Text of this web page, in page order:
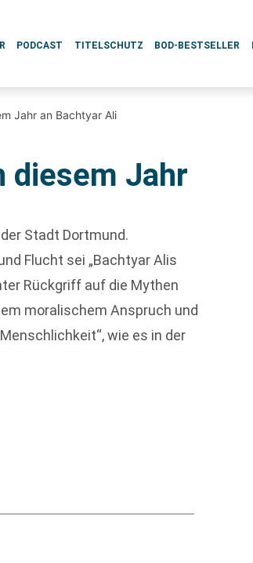
PODCAST TITELSCHUTZ BOD-BESTSELLER
Jahr an Bachtyar Ali
diesem Jahr
der Stadt Dortmund.
Flucht sei „Bachtyar Alis
Rückgriff auf die Mythen
moralischem Anspruch und
wie es in der